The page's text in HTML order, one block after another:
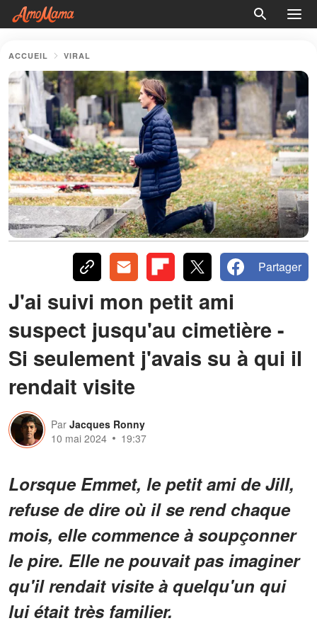
ACCUEIL VIRAL
Partager
J'ai suivi mon petit ami
suspect jusqu'au cimetière -
Si seulement j'avais su à qui il
rendait visite
Par Jacques Ronny
10 mai 2024
19:37
Lorsque Emmet, le petit ami de Jill,
refuse de dire où il se rend chaque
mois, elle commence à soupçonner
le pire. Elle ne pouvait pas imaginer
qu'il rendait visite à quelqu'un qui
lui était très familier.